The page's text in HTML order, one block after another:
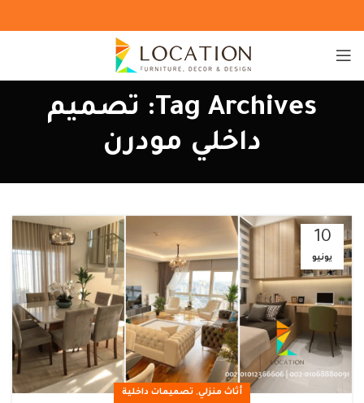
Tag Archives: تصميم
داخلي مودرن
10
يونيو
أثاث منزلي, تصميمات داخلية